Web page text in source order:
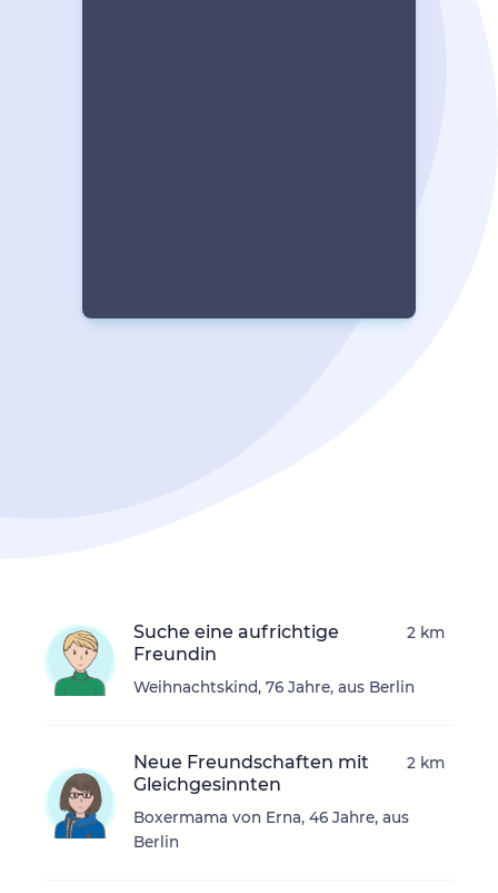
Suche eine aufrichtige
Freundin
Weihnachtskind, 76 Jahre, aus Berlin
2 km
Neue Freundschaften mit
Gleichgesinnten
Boxermama von Erna, 46 Jahre, aus
Berlin
2 km